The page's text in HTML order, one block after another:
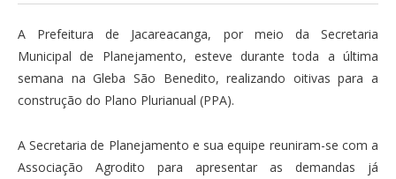
A Prefeitura de Jacareacanga, por meio da Secretaria
Municipal de Planejamento, esteve durante toda a última
semana na Gleba São Benedito, realizando oitivas para a
construção do Plano Plurianual (PPA).
A Secretaria de Planejamento e sua equipe reuniram-se com a
Associação Agrodito para apresentar as demandas já